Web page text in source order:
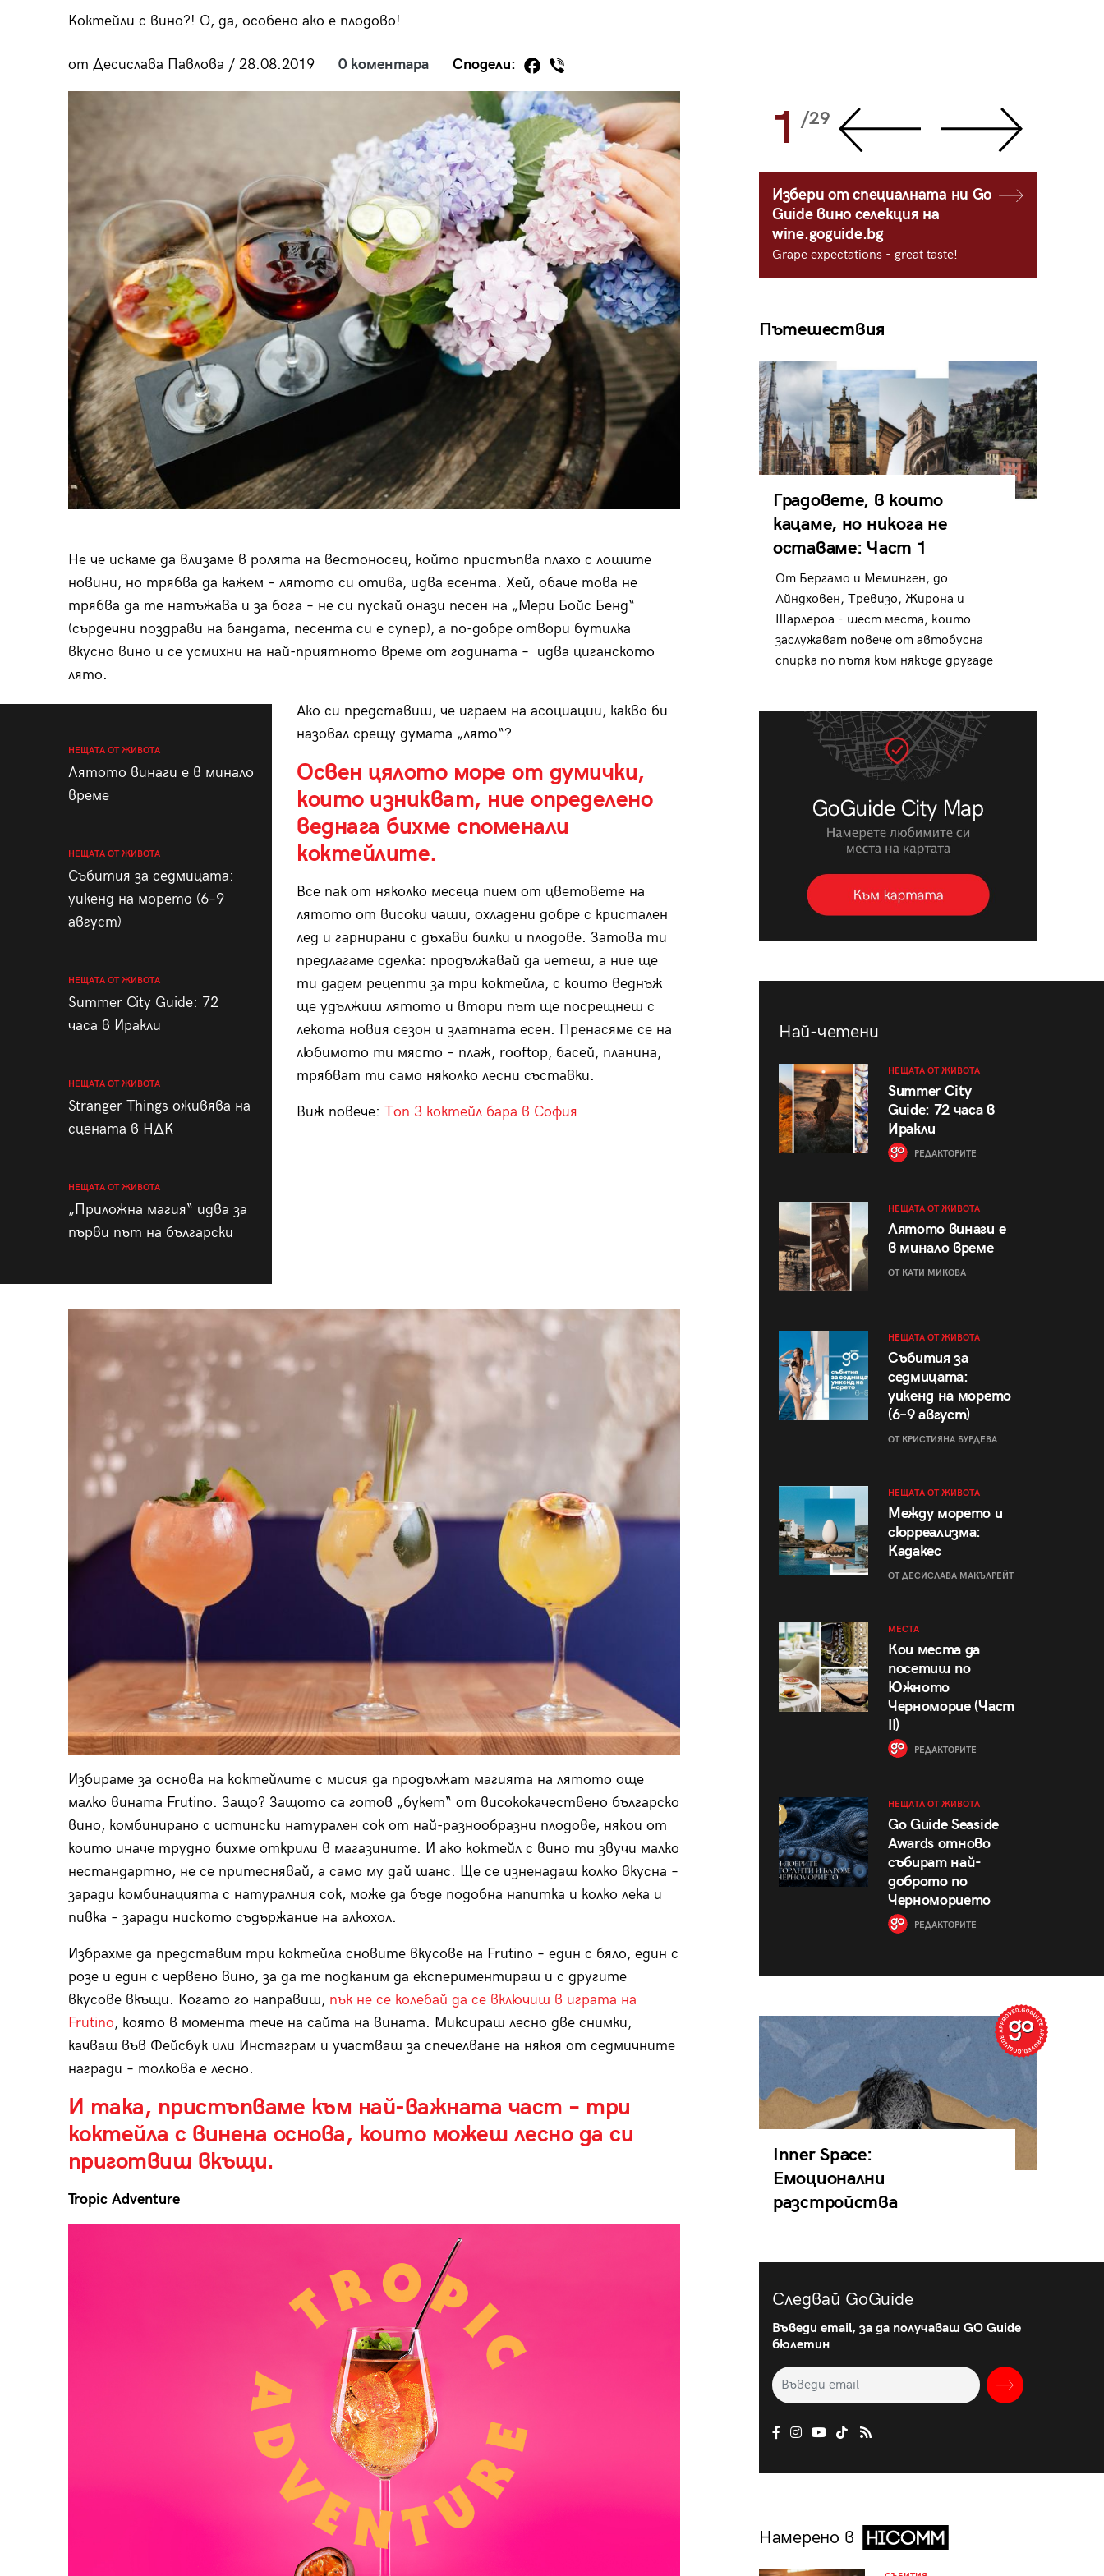
Коктейли с вино?! О, да, особено ако е плодово!
от Десислава Павлова / 28.08.2019 0 коментара Сподели:
Не че искаме да влизаме в ролята на вестоносец, който пристъпва плахо с лошите
новини, но трябва да кажем – лятото си отива, идва есента. Хей, обаче това не
трябва да те натъжава и за бога – не си пускай онази песен на „Мери Бойс Бенд“
(сърдечни поздрави на бандата, песента си е супер), а по-добре отвори бутилка
вкусно вино и се усмихни на най-приятното време от годината – идва циганското
лято.
НЕЩАТА ОТ ЖИВОТА
Лятото винаги е в минало
време
НЕЩАТА ОТ ЖИВОТА
Събития за седмицата:
уикенд на морето (6–9
август)
НЕЩАТА ОТ ЖИВОТА
Summer City Guide: 72
часа в Иракли
НЕЩАТА ОТ ЖИВОТА
Stranger Things оживява на
сцената в НДК
НЕЩАТА ОТ ЖИВОТА
„Приложна магия“ идва за
първи път на български
Ако си представиш, че играем на асоциации, какво би
назовал срещу думата „лято“?
Освен цялото море от думички,
които изникват, ние определено
веднага бихме споменали
коктейлите.
Все пак от няколко месеца пием от цветовете на
лятото от високи чаши, охладени добре с кристален
лед и гарнирани с дъхави билки и плодове. Затова ти
предлагаме сделка: продължавай да четеш, а ние ще
ти дадем рецепти за три коктейла, с които веднъж
ще удължиш лятото и втори път ще посрещнеш с
лекота новия сезон и златната есен. Пренасяме се на
любимото ти място – плаж, rooftop, басей, планина,
трябват ти само няколко лесни съставки.
Виж повече: Топ 3 коктейл бара в София
Избираме за основа на коктейлите с мисия да продължат магията на лятото още
малко вината Frutino. Защо? Защото са готов „букет“ от висококачествено българско
вино, комбинирано с истински натурален сок от най-разнообразни плодове, някои от
които иначе трудно бихме открили в магазините. И ако коктейл с вино ти звучи малко
нестандартно, не се притеснявай, а само му дай шанс. Ще се изненадаш колко вкусна –
заради комбинацията с натуралния сок, може да бъде подобна напитка и колко лека и
пивка – заради ниското съдържание на алкохол.
Избрахме да представим три коктейла сновите вкусове на Frutino – един с бяло, един с
розе и един с червено вино, за да те подканим да експериментираш и с другите
вкусове вкъщи. Когато го направиш, пък не се колебай да се включиш в играта на
Frutino, която в момента тече на сайта на вината. Миксираш лесно две снимки,
качваш във Фейсбук или Инстаграм и участваш за спечелване на някоя от седмичните
награди – толкова е лесно.
И така, пристъпваме към най-важната част – три
коктейла с винена основа, които можеш лесно да си
приготвиш вкъщи.
Tropic Adventure
29/29 1 /29
Избери от специалната ни Go
Guide вино селекция на
wine.goguide.bg
Grape expectations - great taste!
Пътешествия
Градовете, в които
кацаме, но никога не
оставаме: Част 1
От Бергамо и Меминген, до
Айндховен, Тревизо, Жирона и
Шарлероа - шест места, които
заслужават повече от автобусна
спирка по пътя към някъде другаде
Най-четени
НЕЩАТА ОТ ЖИВОТА
Summer City
Guide: 72 часа в
Иракли
РЕДАКТОРИТЕ
НЕЩАТА ОТ ЖИВОТА
Лятото винаги е
в минало време
ОТ КАТИ МИКОВА
НЕЩАТА ОТ ЖИВОТА
Събития за
седмицата:
уикенд на морето
(6–9 август)
ОТ КРИСТИЯНА БУРДЕВА
НЕЩАТА ОТ ЖИВОТА
Между морето и
сюрреализма:
Кадакес
ОТ ДЕСИСЛАВА МАКЪЛРЕЙТ
МЕСТА
Кои места да
посетиш по
Южното
Черноморие (Част
II)
РЕДАКТОРИТЕ
НЕЩАТА ОТ ЖИВОТА
Go Guide Seaside
Awards отново
събират най-
доброто по
Черноморието
РЕДАКТОРИТЕ
Inner Space:
Емоционални
разстройства
Следвай GoGuide
Въведи email, за да получаваш GO Guide
бюлетин
Намерено в